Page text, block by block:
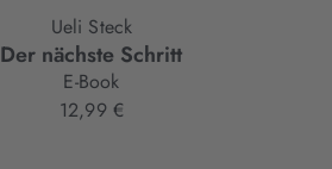
Ueli Steck
Der nächste Schritt
E-Book
12,99 €